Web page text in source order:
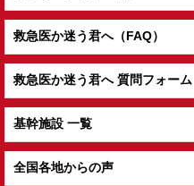
救急医か迷う君へ（FAQ）
救急医か迷う君へ 質問フォーム
基幹施設 一覧
全国各地からの声